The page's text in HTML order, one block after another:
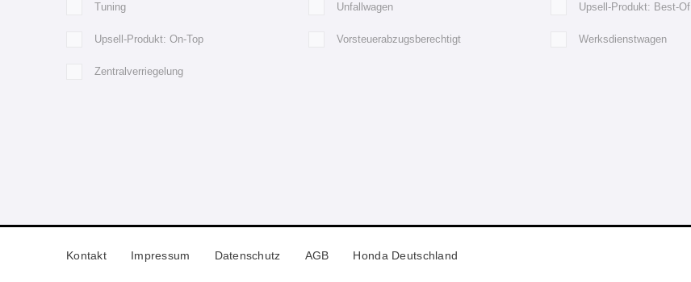
Tuning Unfallwagen Upsell-Produkt: Best-Of
Upsell-Produkt: On-Top Vorsteuerabzugsberechtigt Werksdienstwagen
Zentralverriegelung
Kontakt Impressum Datenschutz AGB Honda Deutschland